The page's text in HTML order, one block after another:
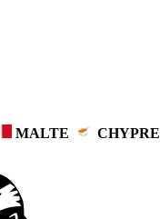
MALTE CHYPRE